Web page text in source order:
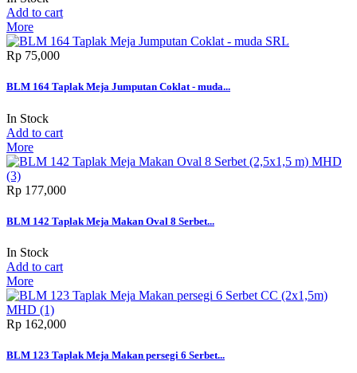
Add to cart
More
Rp‎ 75,000
BLM 164 Taplak Meja Jumputan Coklat - muda...
In Stock
Add to cart
More
Rp‎ 177,000
BLM 142 Taplak Meja Makan Oval 8 Serbet...
In Stock
Add to cart
More
Rp‎ 162,000
BLM 123 Taplak Meja Makan persegi 6 Serbet...